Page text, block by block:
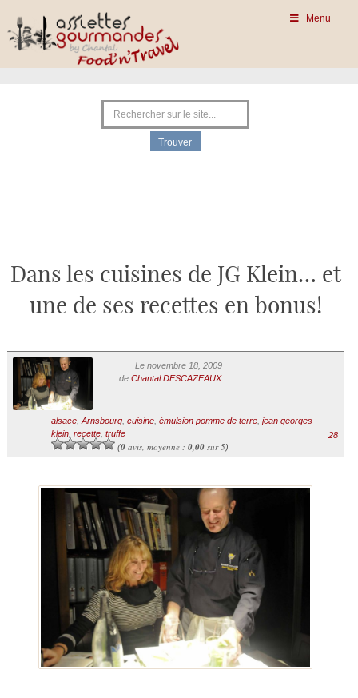
Menu
Dans les cuisines de JG Klein… et
une de ses recettes en bonus!
Le novembre 18, 2009
de Chantal DESCAZEAUX
alsace, Arnsbourg, cuisine, émulsion pomme de terre, jean georges
klein, recette, truffe
(0avis, moyenne : 0,00sur 5)
28